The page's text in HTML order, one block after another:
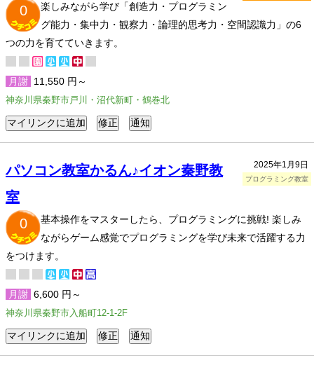
0
楽しみながら学び「創造力・プログラミン
グ能力・集中力・観察力・論理的思考力・空間認識力」の6
つの力を育てていきます。
月謝 11,550 円～
神奈川県秦野市戸川・沼代新町・鶴巻北
2025年1月9日
プログラミング教室
パソコン教室かるん♪イオン秦野教
室
0
基本操作をマスターしたら、プログラミングに挑戦! 楽しみ
ながらゲーム感覚でプログラミングを学び未来で活躍する力
をつけます。
月謝 6,600 円～
神奈川県秦野市入船町12-1-2F